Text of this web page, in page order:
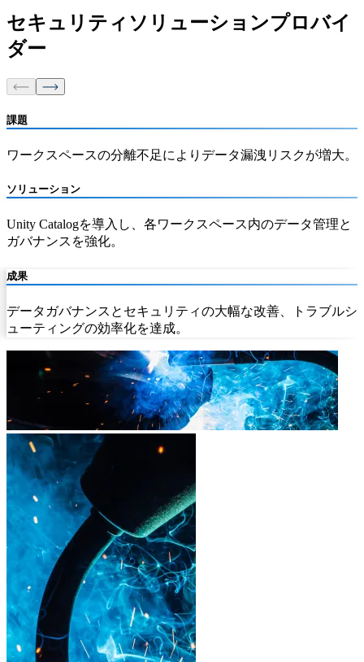
セキュリティソリューションプロバイ
ダー
課題
ワークスペースの分離不足によりデータ漏洩リスクが増大。
ソリューション
Unity Catalogを導入し、各ワークスペース内のデータ管理と
ガバナンスを強化。
成果
データガバナンスとセキュリティの大幅な改善、トラブルシ
ューティングの効率化を達成。